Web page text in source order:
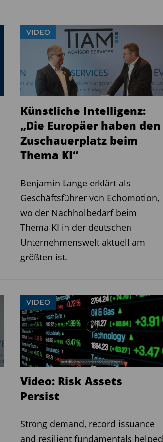
VIDEO
Künstliche Intelligenz:
„Die Europäer haben den
Zuschauerplatz beim
Thema KI“
Benjamin Lange erklärt als
Geschäftsführer von Echomotion,
wo der Nachholbedarf beim
Thema KI in der deutschen
Unternehmenswelt aktuell am
größten ist.
VIDEO
Video: Risk Assets
Persist
Strong demand, record issuance
and resilient fundamentals helped